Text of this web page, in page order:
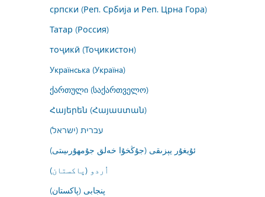
српски (Реп. Србија и Реп. Црна Гора)
Татар (Россия)
тоҷикӣ (Тоҷикистон)
Українська (Україна)
ქართული (საქართველო)
Հայերեն (Հայաստան)
עברית (ישראל)
ئۇيغۇر يېزىقى (جۇڭخۇا خەلق جۇمھۇرىيىتى)
اُردو (پاکستان)
پنجابی (پاکستان)